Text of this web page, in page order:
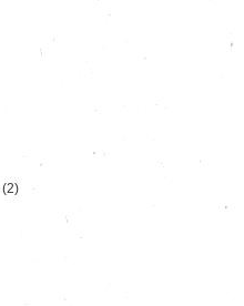
(2)